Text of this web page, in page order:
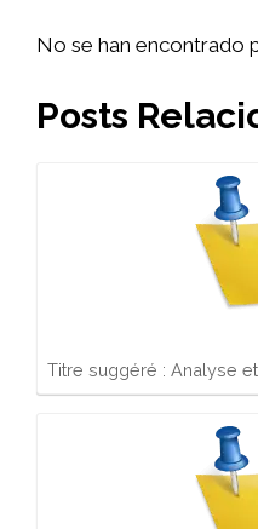
No se han encontrado
Posts
Titre suggéré : Analyse